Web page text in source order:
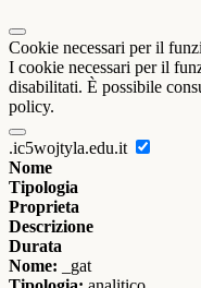
Cookie necessari per il
I cookie necessari per il
disabilitati. È possibile
policy.
.ic5wojtyla.edu.it
Nome
Tipologia
Proprieta
Descrizione
Durata
Nome: _gat